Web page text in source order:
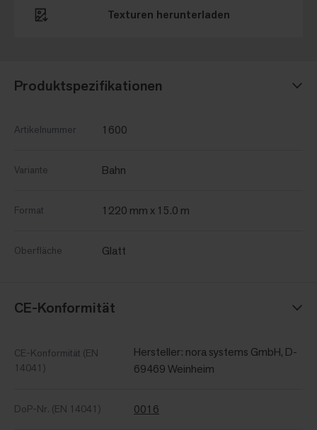
Produktspezifikationen
Artikelnummer 1600
Variante Bahn
Format 1220 mm x 15.0 m
Oberfläche Glatt
CE-Konformität
CE-Konformität (EN
14041)
Hersteller: nora systems GmbH, D-
69469 Weinheim
DoP-Nr. (EN 14041) 0016
Texturen herunterladen​